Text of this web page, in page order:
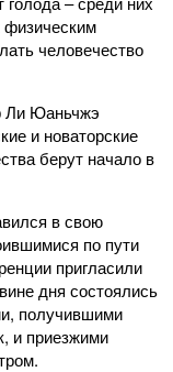
физическим
человечество
Ли Юаньчжэ
и новаторские
берут начало в
в свою
по пути
пригласили
дня состоялись
получившими
и приезжими